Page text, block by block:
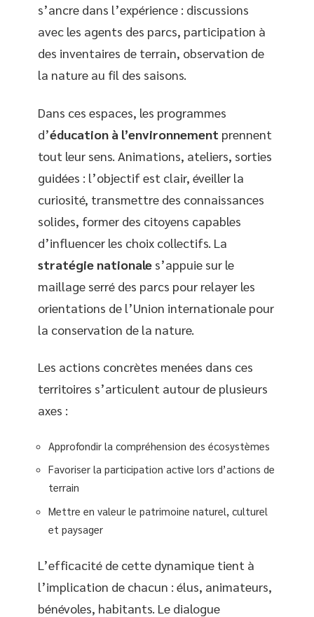
s’ancre dans l’expérience : discussions
avec les agents des parcs, participation à
des inventaires de terrain, observation de
la nature au fil des saisons.
Dans ces espaces, les programmes
d’éducation à l’environnement prennent
tout leur sens. Animations, ateliers, sorties
guidées : l’objectif est clair, éveiller la
curiosité, transmettre des connaissances
solides, former des citoyens capables
d’influencer les choix collectifs. La
stratégie nationale s’appuie sur le
maillage serré des parcs pour relayer les
orientations de l’Union internationale pour
la conservation de la nature.
Les actions concrètes menées dans ces
territoires s’articulent autour de plusieurs
axes :
Approfondir la compréhension des écosystèmes
Favoriser la participation active lors d’actions de
terrain
Mettre en valeur le patrimoine naturel, culturel
et paysager
L’efficacité de cette dynamique tient à
l’implication de chacun : élus, animateurs,
bénévoles, habitants. Le dialogue